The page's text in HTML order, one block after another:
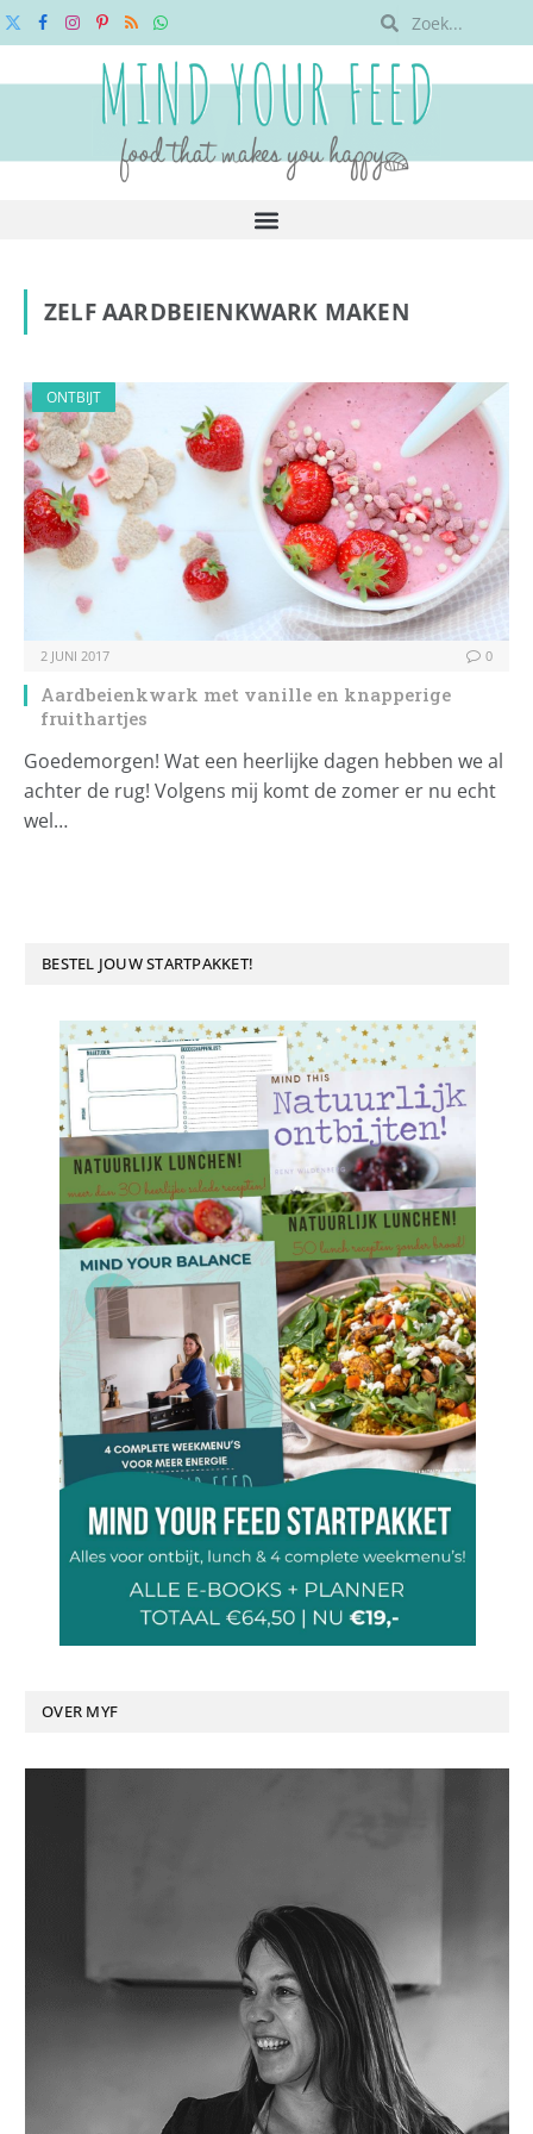
X
FacebookInstagram
Pinterest
RSSWhatsApp
ZELF AARDBEIENKWARK MAKEN
ONTBIJT
2 JUNI 2017 0
Aardbeienkwark met vanille en knapperige
fruithartjes
Goedemorgen! Wat een heerlijke dagen hebben we al
achter de rug! Volgens mij komt de zomer er nu echt
wel…
BESTEL JOUW STARTPAKKET!
OVER MYF